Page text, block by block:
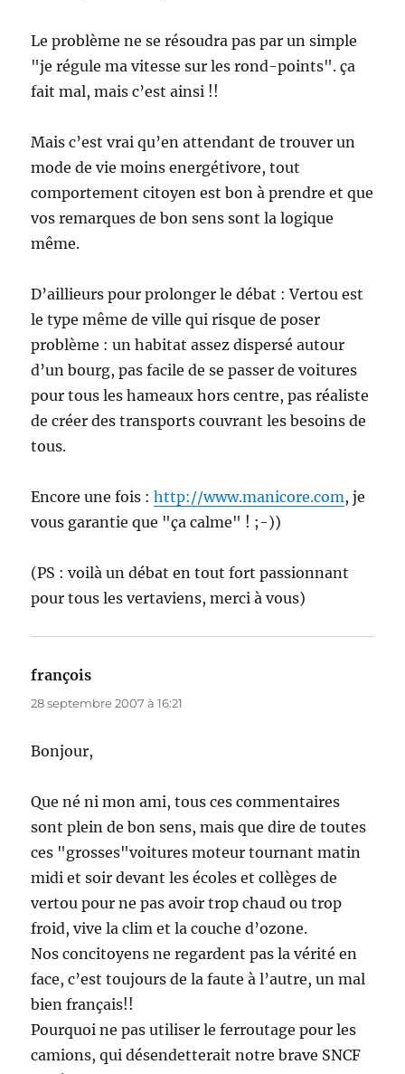
Le problème ne se résoudra pas par un simple
"je régule ma vitesse sur les rond-points". ça
fait mal, mais c’est ainsi !!
Mais c’est vrai qu’en attendant de trouver un
mode de vie moins energétivore, tout
comportement citoyen est bon à prendre et que
vos remarques de bon sens sont la logique
même.
D’aillieurs pour prolonger le débat : Vertou est
le type même de ville qui risque de poser
problème : un habitat assez dispersé autour
d’un bourg, pas facile de se passer de voitures
pour tous les hameaux hors centre, pas réaliste
de créer des transports couvrant les besoins de
tous.
Encore une fois :http://www.manicore.com, je
vous garantie que "ça calme" ! ;-))
(PS : voilà un débat en tout fort passionnant
pour tous les vertaviens, merci à vous)
françois
28 septembre 2007 à 16:21
Bonjour,
Que né ni mon ami, tous ces commentaires
sont plein de bon sens, mais que dire de toutes
ces "grosses"voitures moteur tournant matin
midi et soir devant les écoles et collèges de
vertou pour ne pas avoir trop chaud ou trop
froid, vive la clim et la couche d’ozone.
Nos concitoyens ne regardent pas la vérité en
face, c’est toujours de la faute à l’autre, un mal
bien français!!
Pourquoi ne pas utiliser le ferroutage pour les
camions, qui désendetterait notre brave SNCF